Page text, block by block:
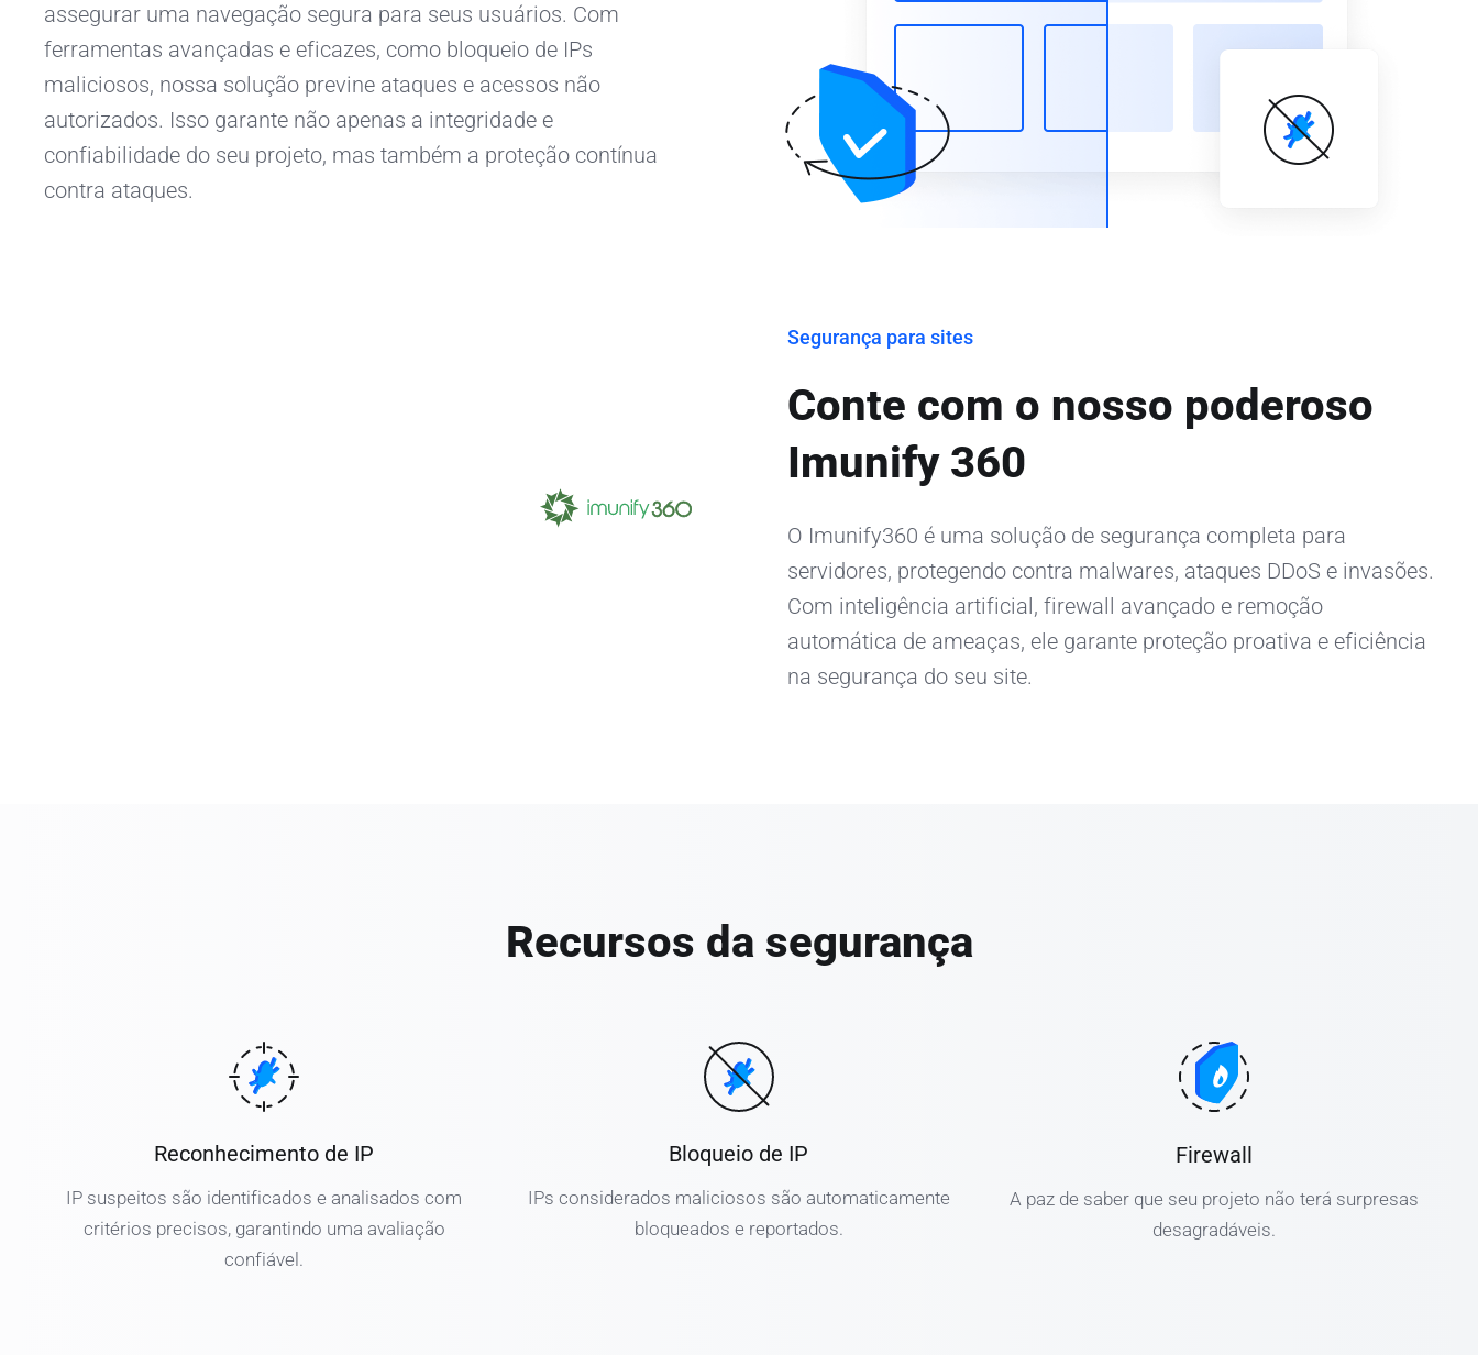
assegurar uma navegação segura para seus usuários. Com
ferramentas avançadas e eficazes, como bloqueio de IPs
maliciosos, nossa solução previne ataques e acessos não
autorizados. Isso garante não apenas a integridade e
confiabilidade do seu projeto, mas também a proteção contínua
contra ataques.
Segurança para sites
Conte com o nosso poderoso
Imunify 360
O Imunify360 é uma solução de segurança completa para
servidores, protegendo contra malwares, ataques DDoS e invasões.
Com inteligência artificial, firewall avançado e remoção
automática de ameaças, ele garante proteção proativa e eficiência
na segurança do seu site.
Recursos da segurança
Reconhecimento de IP
IP suspeitos são identificados e analisados com
critérios precisos, garantindo uma avaliação
confiável.
Bloqueio de IP
IPs considerados maliciosos são automaticamente
bloqueados e reportados.
Firewall
A paz de saber que seu projeto não terá surpresas
desagradáveis.